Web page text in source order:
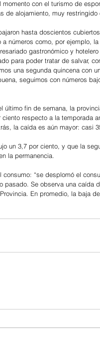
con el turismo de
de alojamiento, muy restringido
hasta doscientos
números como, por ejemplo,
gastronómico y
para poder tratar de salvar,
una segunda quincena con
seguimos con números
último fin de semana, la
respecto a la temporada
la caída es aún mayor: casi
un 3,7 por ciento, y que la
la permanencia.
“se desplomó el
Se observa una caída
En promedio, la baja